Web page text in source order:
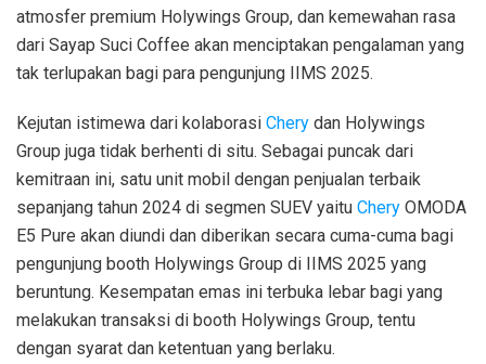
atmosfer premium Holywings Group, dan kemewahan rasa
dari Sayap Suci Coffee akan menciptakan pengalaman yang
tak terlupakan bagi para pengunjung IIMS 2025.
Kejutan istimewa dari kolaborasi Chery dan Holywings
Group juga tidak berhenti di situ. Sebagai puncak dari
kemitraan ini, satu unit mobil dengan penjualan terbaik
sepanjang tahun 2024 di segmen SUEV yaitu Chery OMODA
E5 Pure akan diundi dan diberikan secara cuma-cuma bagi
pengunjung booth Holywings Group di IIMS 2025 yang
beruntung. Kesempatan emas ini terbuka lebar bagi yang
melakukan transaksi di booth Holywings Group, tentu
dengan syarat dan ketentuan yang berlaku.